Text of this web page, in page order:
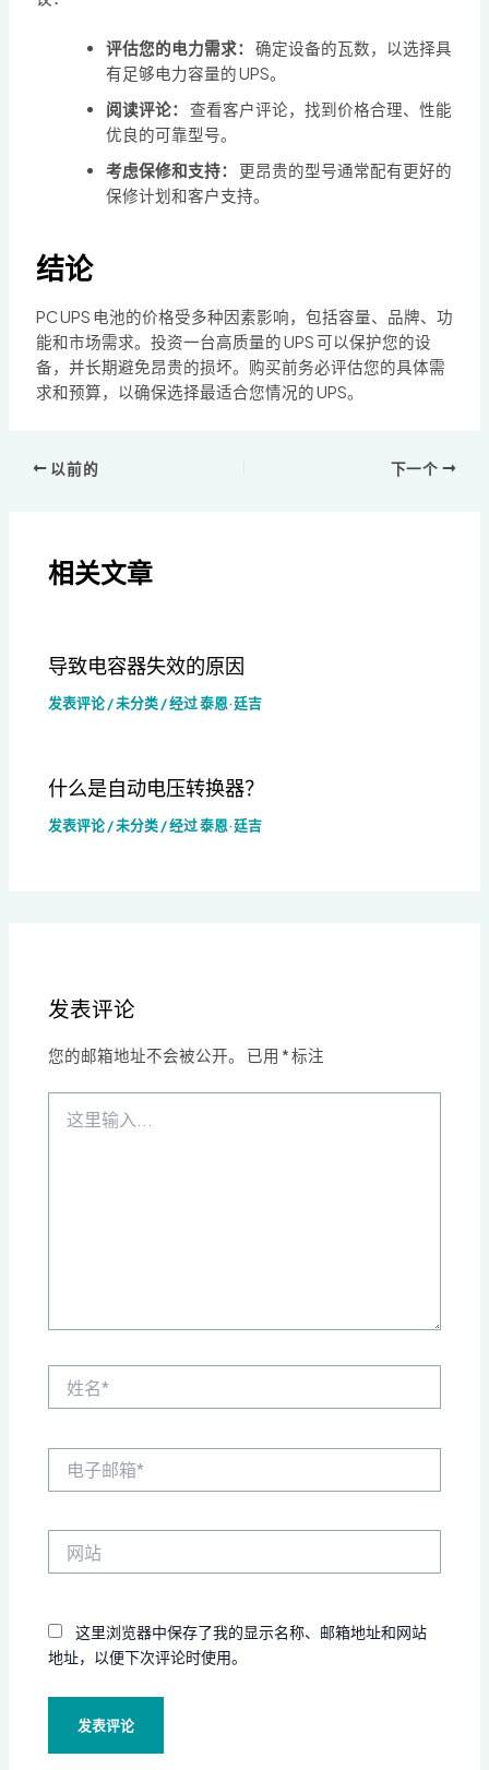
评估您的电力需求：
确定设备的瓦数，以选择具
有足够电力容量的 UPS。
阅读评论：
查看客户评论，找到价格合理、性能
优良的可靠型号。
考虑保修和支持：
更昂贵的型号通常配有更好的
保修计划和客户支持。
结论
PC UPS 电池的价格受多种因素影响，包括容量、品牌、功
能和市场需求。投资一台高质量的 UPS 可以保护您的设
备，并长期避免昂贵的损坏。购买前务必评估您的具体需
求和预算，以确保选择最适合您情况的 UPS。
以前的 下一个
相关文章
导致电容器失效的原因
发表评论/未分类/ 经过泰恩·廷吉
什么是自动电压转换器？
发表评论/未分类/ 经过泰恩·廷吉
发表评论
您的邮箱地址不会被公开。 已用*标注
这里浏览器中保存了我的显示名称、邮箱地址和网站
地址，以便下次评论时使用。